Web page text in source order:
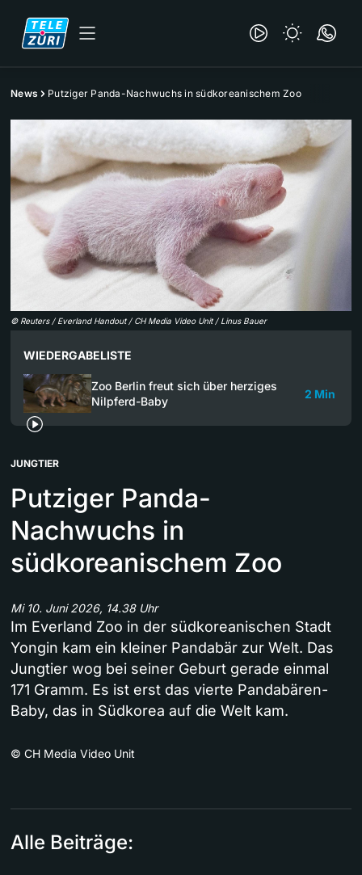
News Putziger Panda-Nachwuchs in südkoreanischem Zoo
© Reuters / Everland Handout / CH Media Video Unit / Linus Bauer
WIEDERGABELISTE
Zoo Berlin freut sich über herziges
Nilpferd-Baby
2 Min
JUNGTIER
Putziger Panda-
Nachwuchs in
südkoreanischem Zoo
Mi 10. Juni 2026, 14.38 Uhr
Im Everland Zoo in der südkoreanischen Stadt
Yongin kam ein kleiner Pandabär zur Welt. Das
Jungtier wog bei seiner Geburt gerade einmal
171 Gramm. Es ist erst das vierte Pandabären-
Baby, das in Südkorea auf die Welt kam.
© CH Media Video Unit
Alle Beiträge: